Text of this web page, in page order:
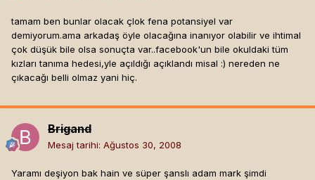
tamam ben bunlar olacak çlok fena potansiyel var
demiyorum.ama arkadaş öyle olacağına inanıyor olabilir ve ihtimal
çok düşük bile olsa sonuçta var..facebook'un bile okuldaki tüm
kızları tanıma hedesi,yle açıldığı açıklandı misal :) nereden ne
çıkacağı belli olmaz yani hiç.
Brigand
Mesaj tarihi: Ağustos 30, 2008
Yaramı deşiyon bak hain ve süper şanslı adam mark şimdi